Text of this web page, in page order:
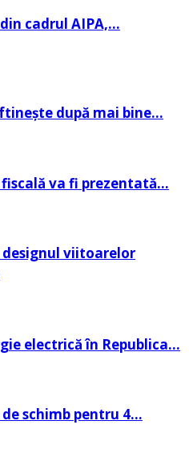
cadrul AIPA,…
după mai bine…
va fi prezentată…
viitoarelor
electrică în Republica…
schimb pentru 4…